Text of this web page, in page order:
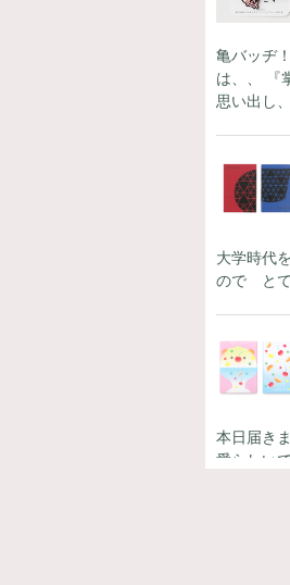
亀バッヂ
は、、 『
思い出し
大学時代
ので とて
本日届き
愛らしい